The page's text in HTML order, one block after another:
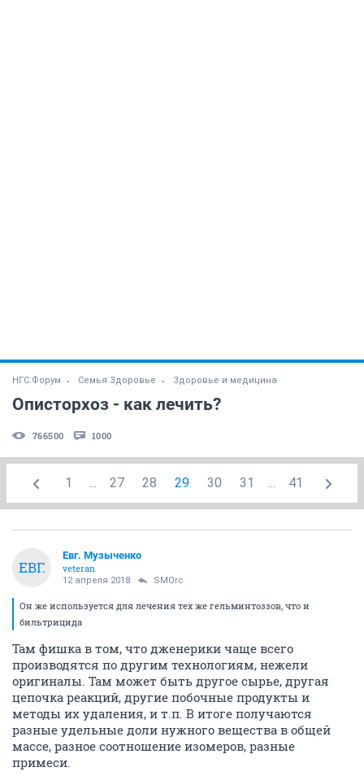
НГС.Форум Семья Здоровье Здоровье и медицина
Описторхоз - как лечить?
766500 1000
1 ... 27 28 29 30 31 ... 41
ЕВГ.
Евг. Музыченко
veteran
12 апреля 2018 SMOrc
Он же используется для лечения тех же гельминтоззов, что и
бильтрицида
Там фишка в том, что дженерики чаще всего
производятся по другим технологиям, нежели
оригиналы. Там может быть другое сырье, другая
цепочка реакций, другие побочные продукты и
методы их удаления, и т.п. В итоге получаются
разные удельные доли нужного вещества в общей
массе, разное соотношение изомеров, разные
примеси.